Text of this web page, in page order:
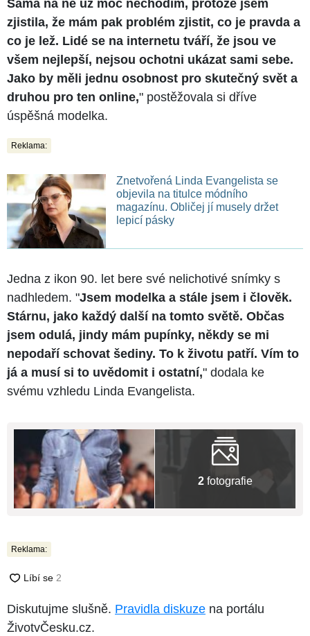
Sama na ně už moc nechodím, protože jsem
zjistila, že mám pak problém zjistit, co je pravda a
co je lež. Lidé se na internetu tváří, že jsou ve
všem nejlepší, nejsou ochotni ukázat sami sebe.
Jako by měli jednu osobnost pro skutečný svět a
druhou pro ten online," postěžovala si dříve
úspěšná modelka.
Reklama:
Znetvořená Linda Evangelista se
objevila na titulce módního
magazínu. Obličej jí musely držet
lepicí pásky
Jedna z ikon 90. let bere své nelichotivé snímky s
nadhledem. "Jsem modelka a stále jsem i člověk.
Stárnu, jako každý další na tomto světě. Občas
jsem odulá, jindy mám pupínky, někdy se mi
nepodaří schovat šediny. To k životu patří. Vím to
já a musí si to uvědomit i ostatní," dodala ke
svému vzhledu Linda Evangelista.
2 fotografie
Reklama:
Diskutujme slušně. Pravidla diskuze na portálu
ŽivotvČesku.cz.